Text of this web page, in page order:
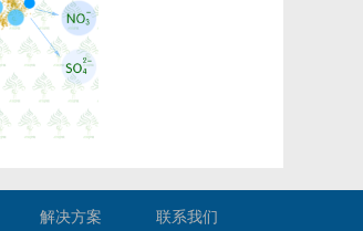
解决方案 联系我们